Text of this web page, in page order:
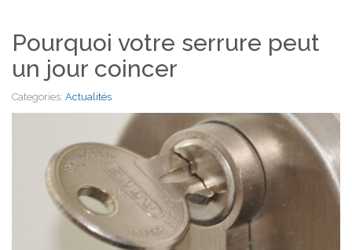
Pourquoi votre serrure peut
un jour coincer
Categories: Actualités